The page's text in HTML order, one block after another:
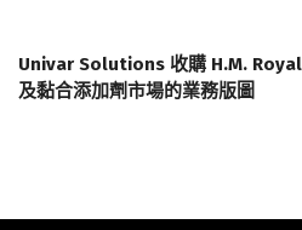
Univar Solutions 收購 H.M.
及黏合添加劑市場的業務版圖